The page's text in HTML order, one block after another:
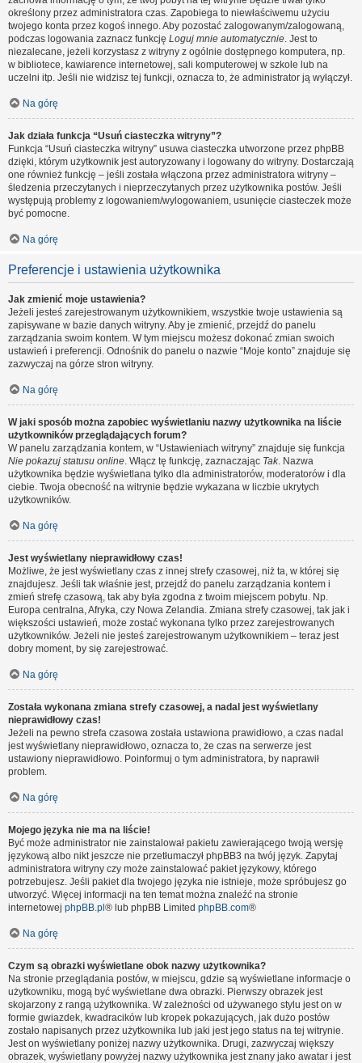
określony przez administratora czas. Zapobiega to niewłaściwemu użyciu
twojego konta przez kogoś innego. Aby pozostać zalogowanym/zalogowaną,
podczas logowania zaznacz funkcję Loguj mnie automatycznie. Jest to
niezalecane, jeżeli korzystasz z witryny z ogólnie dostępnego komputera, np.
w bibliotece, kawiarence internetowej, sali komputerowej w szkole lub na
uczelni itp. Jeśli nie widzisz tej funkcji, oznacza to, że administrator ją wyłączył.
Na górę
Jak działa funkcja “Usuń ciasteczka witryny”?
Funkcja “Usuń ciasteczka witryny” usuwa ciasteczka utworzone przez phpBB
dzięki, którym użytkownik jest autoryzowany i logowany do witryny. Dostarczają
one również funkcję – jeśli została włączona przez administratora witryny –
śledzenia przeczytanych i nieprzeczytanych przez użytkownika postów. Jeśli
występują problemy z logowaniem/wylogowaniem, usunięcie ciasteczek może
być pomocne.
Na górę
Preferencje i ustawienia użytkownika
Jak zmienić moje ustawienia?
Jeżeli jesteś zarejestrowanym użytkownikiem, wszystkie twoje ustawienia są
zapisywane w bazie danych witryny. Aby je zmienić, przejdź do panelu
zarządzania swoim kontem. W tym miejscu możesz dokonać zmian swoich
ustawień i preferencji. Odnośnik do panelu o nazwie “Moje konto” znajduje się
zazwyczaj na górze stron witryny.
Na górę
W jaki sposób można zapobiec wyświetlaniu nazwy użytkownika na liście
użytkowników przeglądających forum?
W panelu zarządzania kontem, w “Ustawieniach witryny” znajduje się funkcja
Nie pokazuj statusu online. Włącz tę funkcję, zaznaczając Tak. Nazwa
użytkownika będzie wyświetlana tylko dla administratorów, moderatorów i dla
ciebie. Twoja obecność na witrynie będzie wykazana w liczbie ukrytych
użytkowników.
Na górę
Jest wyświetlany nieprawidłowy czas!
Możliwe, że jest wyświetlany czas z innej strefy czasowej, niż ta, w której się
znajdujesz. Jeśli tak właśnie jest, przejdź do panelu zarządzania kontem i
zmień strefę czasową, tak aby była zgodna z twoim miejscem pobytu. Np.
Europa centralna, Afryka, czy Nowa Zelandia. Zmiana strefy czasowej, tak jak i
większości ustawień, może zostać wykonana tylko przez zarejestrowanych
użytkowników. Jeżeli nie jesteś zarejestrowanym użytkownikiem – teraz jest
dobry moment, by się zarejestrować.
Na górę
Została wykonana zmiana strefy czasowej, a nadal jest wyświetlany
nieprawidłowy czas!
Jeżeli na pewno strefa czasowa została ustawiona prawidłowo, a czas nadal
jest wyświetlany nieprawidłowo, oznacza to, że czas na serwerze jest
ustawiony nieprawidłowo. Poinformuj o tym administratora, by naprawił
problem.
Na górę
Mojego języka nie ma na liście!
Być może administrator nie zainstalował pakietu zawierającego twoją wersję
językową albo nikt jeszcze nie przetłumaczył phpBB3 na twój język. Zapytaj
administratora witryny czy może zainstalować pakiet językowy, którego
potrzebujesz. Jeśli pakiet dla twojego języka nie istnieje, może spróbujesz go
utworzyć. Więcej informacji na ten temat można znaleźć na stronie
internetowej phpBB.pl ® lub phpBB Limited phpBB.com®
Na górę
Czym są obrazki wyświetlane obok nazwy użytkownika?
Na stronie przeglądania postów, w miejscu, gdzie są wyświetlane informacje o
użytkowniku, mogą być wyświetlane dwa obrazki. Pierwszy obrazek jest
skojarzony z rangą użytkownika. W zależności od używanego stylu jest on w
formie gwiazdek, kwadracików lub kropek pokazujących, jak dużo postów
zostało napisanych przez użytkownika lub jaki jest jego status na tej witrynie.
Jest on wyświetlany poniżej nazwy użytkownika. Drugi, zazwyczaj większy
obrazek, wyświetlany powyżej nazwy użytkownika jest znany jako awatar i jest